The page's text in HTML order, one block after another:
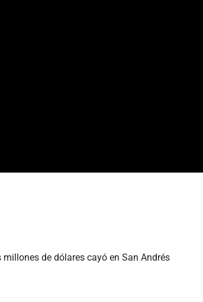
de dólares cayó en San Andrés